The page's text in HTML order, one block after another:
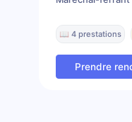
📖 4 prestations
Prendre